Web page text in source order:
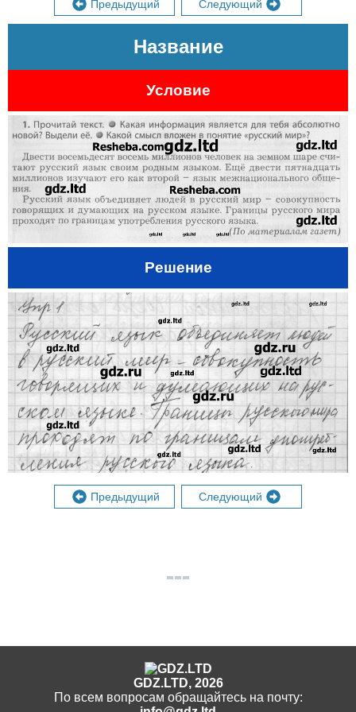
Предыдущий Следующий
Название
Условие
Решение
Предыдущий Следующий
GDZ.LTD, 2026
По всем вопросам обращайтесь на почту: